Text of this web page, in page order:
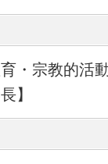
・宗教的活
】